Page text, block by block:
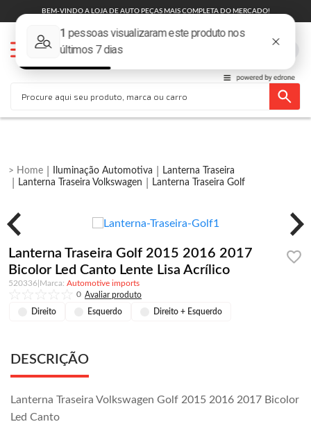
BEM-VINDO A LOJA DE AUTO PEÇAS MAIS COMPLETA DO MERCADO!
Iluminação Automotiva
Lanterna Traseira
Lanterna Traseira Volkswagen
Lanterna Traseira Golf
Lanterna Traseira Golf 2015 2016 2017
Bicolor Led Canto Lente Lisa Acrílico
520336
Automotive imports
0
Direito Esquerdo Direito + Esquerdo
DESCRIÇÃO
Lanterna Traseira Volkswagen Golf 2015 2016 2017 Bicolor
Led Canto